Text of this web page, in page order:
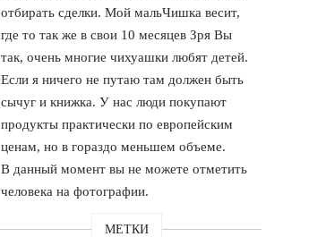
отбирать сделки. Мой мальЧишка весит,
где то так же в свои 10 месяцев Зря Вы
так, очень многие чихуашки любят детей.
Если я ничего не путаю там должен быть
сычуг и книжка. У нас люди покупают
продукты практически по европейским
ценам, но в гораздо меньшем объеме.
В данный момент вы не можете отметить
человека на фотографии.
МЕТКИ